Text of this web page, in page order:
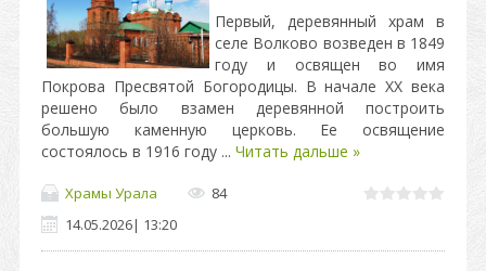
Первый, деревянный храм в
селе Волково возведен в 1849
году и освящен во имя
Покрова Пресвятой Богородицы. В начале XX века
решено было взамен деревянной построить
большую каменную церковь. Ее освящение
состоялось в 1916 году ... Читать дальше »
Храмы Урала
84
14.05.2026| 13:20